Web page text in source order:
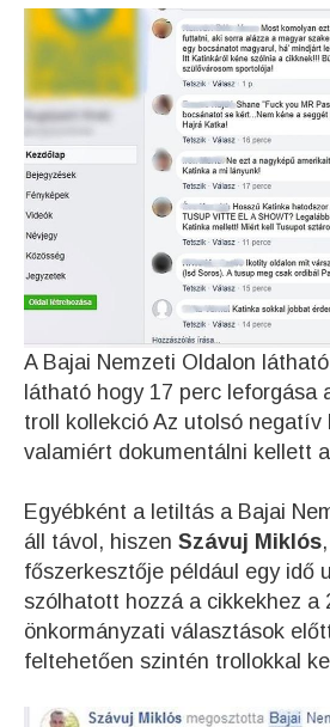
A Bajai Nemzeti Oldalon
látható hogy 17 perc leforgása
troll kollekció Az utolsó negatív
valamiért dokumentálni kellett
Egyébként a letiltás a Bajai
áll távol, hiszen Szávuj Miklós
főszerkesztője például egy idő
szólhatott hozzá a cikkekhez a
önkormányzati választások
feltehetően szintén trollokkal